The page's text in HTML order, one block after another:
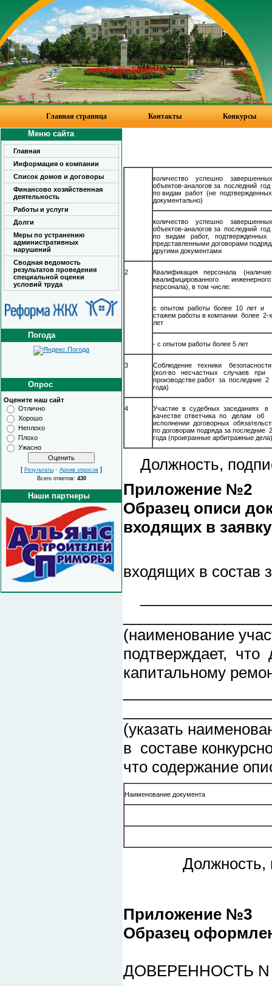
Главная страница Контакты Конкурсы
Меню сайта
Главная
Информация о компании
Список домов и договоры
Финансово хозяйственная
деятельность
Работы и услуги
Долги
Меры по устранению
административных
нарушений
Сводная ведомость
результатов проведения
специальной оценки
условий труда
Погода
Опрос
Оцените наш сайт
Отлично
Хорошо
Неплохо
Плохо
Ужасно
[ Результаты · Архив опросов ]
Всего ответов: 430
Наши партнеры
количество успешно завершенных
объектов-аналогов за последний год
по видам работ (не подтвержденных
документально)
количество успешно завершенных
объектов-аналогов за последний год
по видам работ, подтвержденных
представленными договорами
другими документами
2
Квалификация персонала (наличие
квалифицированного инженерного
персонала), в том числе:
с опытом работы более 10 лет и
стажем работы в компании более 2-х
лет
- с опытом работы более 5 лет
3
Соблюдение техники безопасности
(кол-во несчастных случаев при
производстве работ за последние 2
года)
4
Участие в судебных заседаниях в
качестве ответчика по делам об
исполнении договорных
по договорам подряда за последние 2
года (проигранные арбитражные дела)
Должность,
Приложение №2
Образец описи
входящих в заявку
входящих в состав
(наименование
подтверждает,
капитальному
(указать
в составе
что содержание
Наименование документа
Должность,
Приложение №3
Образец
ДОВЕРЕННОСТЬ N